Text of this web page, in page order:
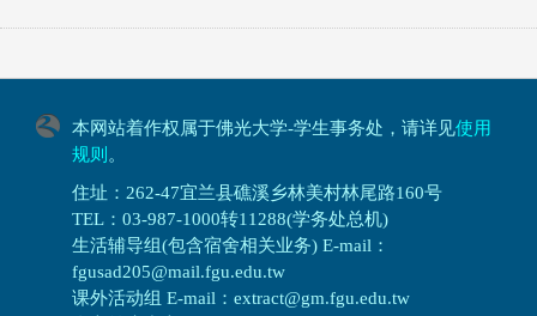
本网站着作权属于佛光大学-学生事务处，请详见使用
规则 。
住址：262-47宜兰县礁溪乡林美村林尾路160号
TEL：03-987-1000转11288(学务处总机)
生活辅导组(包含宿舍相关业务) E-mail：
fgusad205@mail.fgu.edu.tw
课外活动组 E-mail：extract@gm.fgu.edu.tw